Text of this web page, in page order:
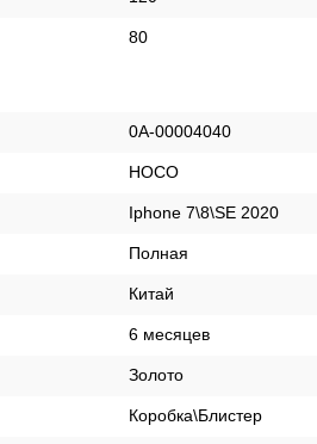
80
0А-00004040
HOCO
Iphone 7\8\SE 2020
Полная
Китай
6 месяцев
Золото
Коробка\Блистер